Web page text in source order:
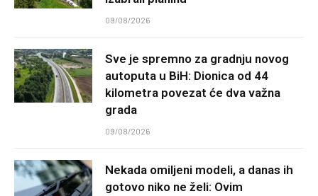
09/08/2026
Sve je spremno za gradnju novog
autoputa u BiH: Dionica od 44
kilometra povezat će dva važna
grada
09/08/2026
Nekada omiljeni modeli, a danas ih
gotovo niko ne želi: Ovim